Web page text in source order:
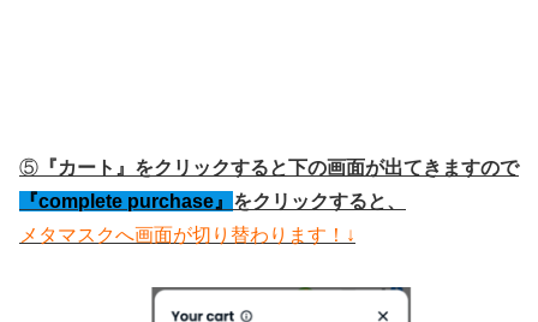
⑤ 『カート』をクリックすると下の画面が出てきますので
『complete purchase』 をクリックすると、
メタマスクへ画面が切り替わります！↓